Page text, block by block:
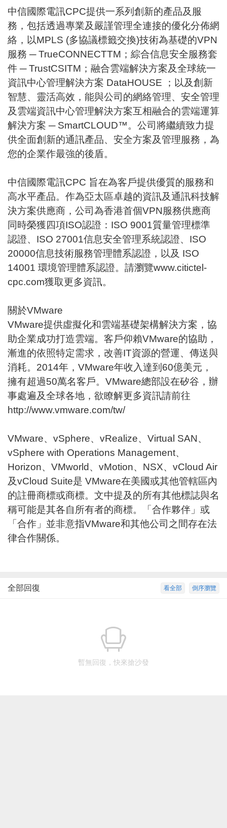
中信國際電訊CPC提供一系列創新的產品及服
務，包括透過專業及嚴謹管理全連接的優化分佈網
絡，以MPLS (多協議標籤交換)技術為基礎的VPN
服務 ─ TrueCONNECTTM；綜合信息安全服務套
件 ─ TrustCSITM；融合雲端解決方案及全球統一
資訊中心管理解決方案 DataHOUSE ；以及創新
智慧、靈活高效，能與公司的網絡管理、安全管理
及雲端資訊中心管理解決方案互相融合的雲端運算
解決方案 ─ SmartCLOUD™。公司將繼續致力提
供全面創新的通訊產品、安全方案及管理服務，為
您的企業作最強的後盾。
中信國際電訊CPC 旨在為客戶提供優質的服務和
高水平產品。作為亞太區卓越的資訊及通訊科技解
決方案供應商，公司為香港首個VPN服務供應商
同時榮獲四項ISO認證：ISO 9001質量管理標準
認證、ISO 27001信息安全管理系統認證、ISO
20000信息技術服務管理體系認證，以及 ISO
14001 環境管理體系認證。請瀏覽www.citictel-
cpc.com獲取更多資訊。
關於VMware
VMware提供虛擬化和雲端基礎架構解決方案，協
助企業成功打造雲端。客戶仰賴VMware的協助，
漸進的依照特定需求，改善IT資源的營運、傳送與
消耗。2014年，VMware年收入達到60億美元，
擁有超過50萬名客戶。VMware總部設在矽谷，辦
事處遍及全球各地，欲瞭解更多資訊請前往
http://www.vmware.com/tw/
VMware、vSphere、vRealize、Virtual SAN、
vSphere with Operations Management、
Horizon、VMworld、vMotion、NSX、vCloud Air
及vCloud Suite是 VMware在美國或其他管轄區內
的註冊商標或商標。文中提及的所有其他標誌與名
稱可能是其各自所有者的商標。「合作夥伴」或
「合作」並非意指VMware和其他公司之間存在法
律合作關係。
倒序瀏覽
看全部
全部回復
暫無回復，快來搶沙發